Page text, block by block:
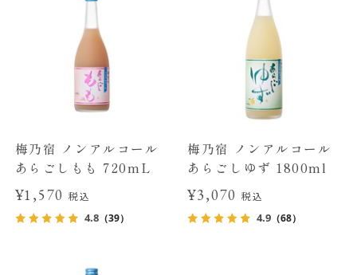
梅乃宿 ノンアルコール
あらごしもも 720mL
¥1,570税込
4.8（39）
梅乃宿 ノンアルコール
あらごしゆず 1800ml
¥3,070 税込
4.9 （68）